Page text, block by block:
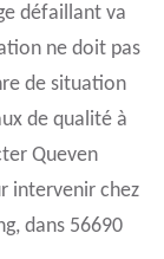
défaillant va
ne doit pas
de situation
de qualité à
Queven
intervenir chez
dans 56690